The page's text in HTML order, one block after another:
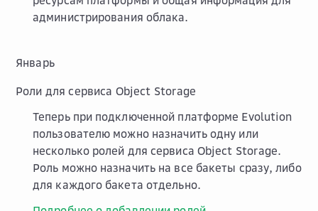
администрирования облака.
Январь
Роли для сервиса Object Storage
Теперь при подключенной платформе Evolution
пользователю можно назначить одну или
несколько ролей для сервиса Object Storage.
Роль можно назначить на все бакеты сразу, либо
для каждого бакета отдельно.